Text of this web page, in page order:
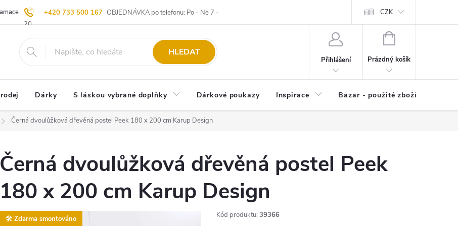
+420 733 500 167 OBJEDNÁVKA po telefonu: Po - Ne 7 -
20
| Vrácení zboží Blog 20 let u Starých Komisní prodej | Výkup zboží Kvalita zboží Spolupráce |
CZK
HLEDAT
Přihlášení
NÁKUPNÍ
Prázdný košík
Dárky S láskou vybrané doplňky Dárkové poukazy Inspirace Bazar - použité zboží
Černá dvoulůžková dřevěná postel Peek 180 x 200 cm Karup Design
Černá dvoulůžková dřevěná postel Peek
180 x 200 cm Karup Design
🛠️ Zdarma smontováno Kód produktu: 39366